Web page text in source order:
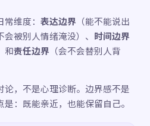
维度： 表达边界 （能不能说出
会被别人情绪淹没）、 时间边界
和责任边界 （会不会替别人背
，不是心理诊断。边界感不是
：既能亲近，也能保留自己。